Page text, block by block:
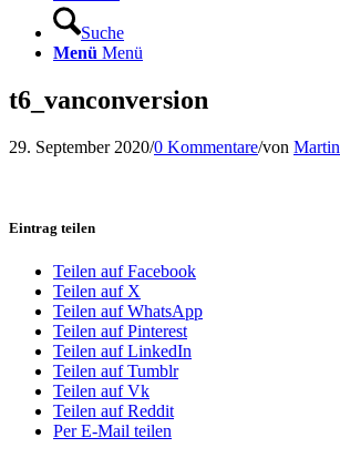
Suche
Menü Menü
t6_vanconversion
29. September 2020/0 Kommentare/von
Eintrag teilen
Teilen auf Facebook
Teilen auf X
Teilen auf WhatsApp
Teilen auf Pinterest
Teilen auf LinkedIn
Teilen auf Tumblr
Teilen auf Vk
Teilen auf Reddit
Per E-Mail teilen